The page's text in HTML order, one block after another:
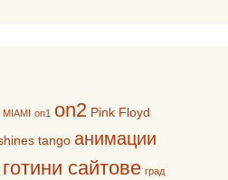
MIAMI on1 on2 Pink Floyd
tango анимации
готини сайтове град